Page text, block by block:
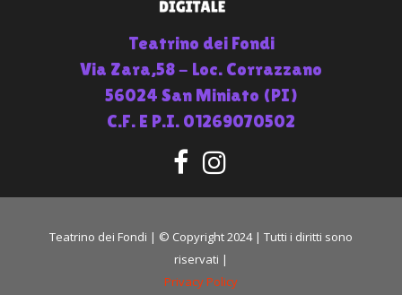
Teatrino dei Fondi
Via Zara,58 - Loc. Corrazzano
56024 San Miniato (PI)
C.F. E P.I. 01269070502
Teatrino dei Fondi | © Copyright 2024 | Tutti i diritti sono
riservati |
Privacy Policy